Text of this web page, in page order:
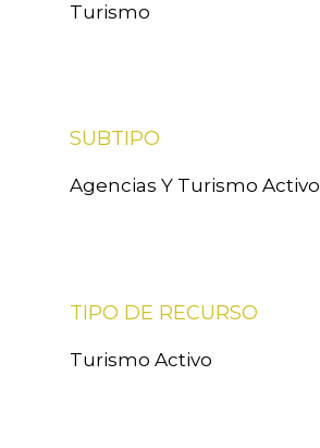
Turismo
SUBTIPO
Agencias Y Turismo Activo
TIPO DE RECURSO
Turismo Activo